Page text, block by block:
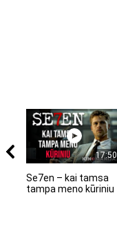
17:50
Se7en – kai tamsa
tampa meno kūriniu